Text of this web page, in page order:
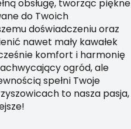
obsługę, tworząc piękne
do Twoich
doświadczeniu oraz
nawet mały kawałek
komfort i harmonię
ogród, ale
spełni Twoje
to nasza pasja,